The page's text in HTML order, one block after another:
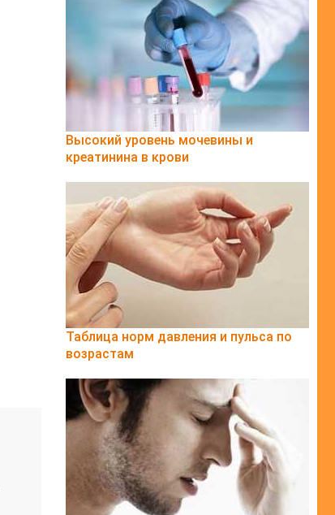
Высокий уровень мочевины и
креатинина в крови
Таблица норм давления и пульса по
возрастам